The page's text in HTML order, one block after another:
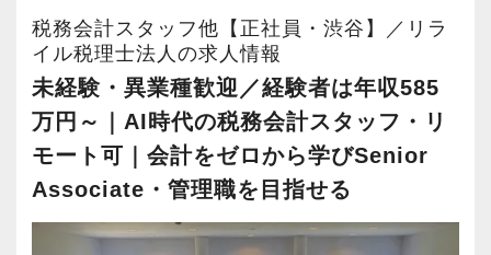
【実務型研修・教育制度充実！学生の間に、こ
れからの会計業界で生き残るために必要な専門
性を磨けます】
会計業界はいずれコンピューターやAIに取って
変わられる職業と言われています。
その中で生き残るためにできることはコンピュ
ーターやAIにはできないお客様とのコミュニケ
【渋谷の事務所はこんなオフィスです】
2021年6月にオープンしたオフィス。
新宿オフィスの精鋭スタッフが立ち上げメンバ
ーとして運営をスタートしました。
都心部ということもあり、IT系など最先端の技
術を取り扱うお客様が多いのが特徴です。
す。
安心して業務利用できるよう、利用ルール、チ
ェック体制、OJT、ノウハウ共有も整えていま
す。
■生産性を、待遇に還元
の成果を、働く人にも還元。
税務会計スタッフ他【正社員・渋谷】／リラ
イル税理士法人の求人情報
未経験・異業種歓迎／経験者は年収585
万円～｜AI時代の税務会計スタッフ・リ
モート可｜会計をゼロから学びSenior
Associate・管理職を目指せる